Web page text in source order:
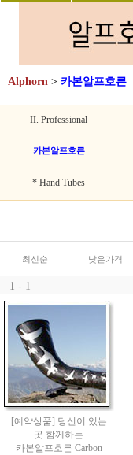
Alphorn > 카본알프호른
II. Professional
카본알프호른
* Hand Tubes
최신순 낮은가격
1 - 1
[예약상품] 당신이 있는
곳 함께하는
카본알프호른 Carbon